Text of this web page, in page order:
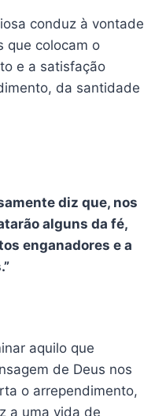
conduz à vontade
que colocam o
e a satisfação
da santidade
diz que, nos
alguns da fé,
enganadores e a
aquilo que
de Deus nos
o arrependimento,
a uma vida de